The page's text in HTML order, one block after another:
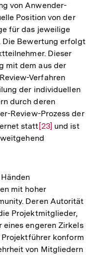
von Anwender-
Position von der
für das jeweilige
Bewertung erfolgt
Dieser
mit dem aus der
Verfahren
der individuellen
durch deren
Review-Prozess der
statt Zur
Auflösung
[23] und ist
mit hoher
Deren Autorität
Projektmitglieder,
engeren Zirkels
konform
von Mitgliedern